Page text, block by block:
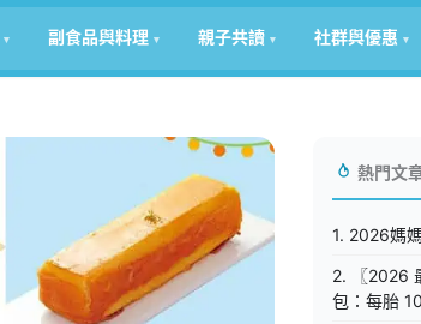
副食品與料理 親子共讀 社群與優惠
熱門文
1. 2026媽
2. 〖2026
包：每胎